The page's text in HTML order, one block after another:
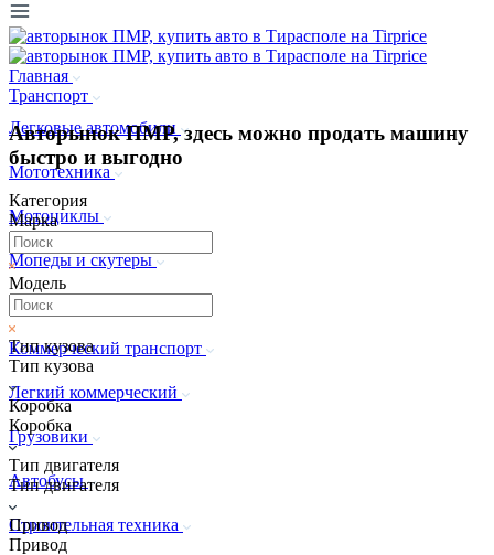
Главная
Транспорт
Легковые автомобили
Мототехника
Мотоциклы
Мопеды и скутеры
Квадроциклы
Коммерческий транспорт
Легкий коммерческий
Грузовики
Автобусы
Строительная техника
Авторынок ПМР, здесь можно продать машину
быстро и выгодно
Категория
Марка
Модель
Тип кузова
Тип кузова
Коробка
Коробка
Тип двигателя
Тип двигателя
Привод
Привод